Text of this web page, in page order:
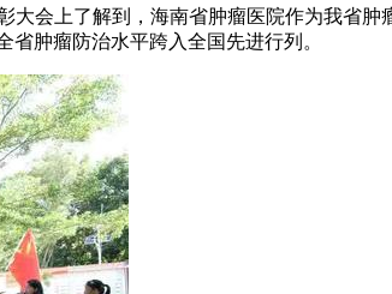
会上了解到，海南省肿瘤医院作为我省肿
肿瘤防治水平跨入全国先进行列。